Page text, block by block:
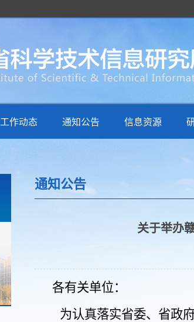
工作动态 通知公告 信息资源
通知公告
关于举办
各有关单位：
为认真落实省委、省政